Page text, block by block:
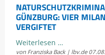
GÜNZBURG: VIER
VERGIFTET
Weiterlesen …
von Franziska Back | lbv.de